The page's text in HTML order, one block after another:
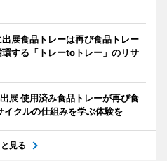
出展食品トレーは再び食品トレー
する「トレーtoトレー」のリサ
展 使用済み食品トレーが再び食
クルの仕組みを学ぶ体験を
見る